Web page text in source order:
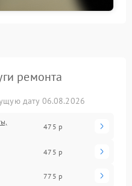
ремонта
дату 06.08.2026
475 р
475 р
775 р